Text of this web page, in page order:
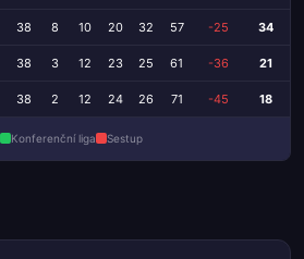
38 8 10 20 32 57 -25 34
38 3 12 23 25 61 -36 21
38 2 12 24 26 71 -45 18
Konferenční liga Sestup